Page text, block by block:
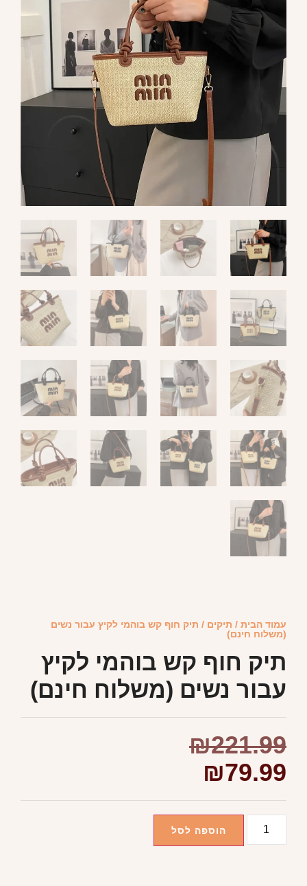
עמוד הבית / תיקים / תיק חוף קש בוהמי לקיץ עבור נשים
(משלוח חינם)
תיק חוף קש בוהמי לקיץ
עבור נשים (משלוח חינם)
₪221.99
₪79.99
הוספה לסל